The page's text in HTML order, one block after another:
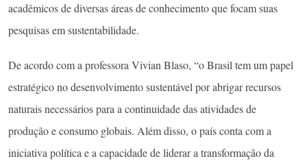
acadêmicos de diversas áreas de conhecimento que focam suas
pesquisas em sustentabilidade.
De acordo com a professora Vivian Blaso, “o Brasil tem um papel
estratégico no desenvolvimento sustentável por abrigar recursos
naturais necessários para a continuidade das atividades de
produção e consumo globais. Além disso, o país conta com a
iniciativa política e a capacidade de liderar a transformação da